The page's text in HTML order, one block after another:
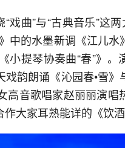
曲”与“古典音乐”这
中的水墨新调《江儿水
提琴协奏曲“春”》。
韵朗诵《沁园春•雪》
高音歌唱家赵丽丽演唱
大家耳熟能详的《饮酒